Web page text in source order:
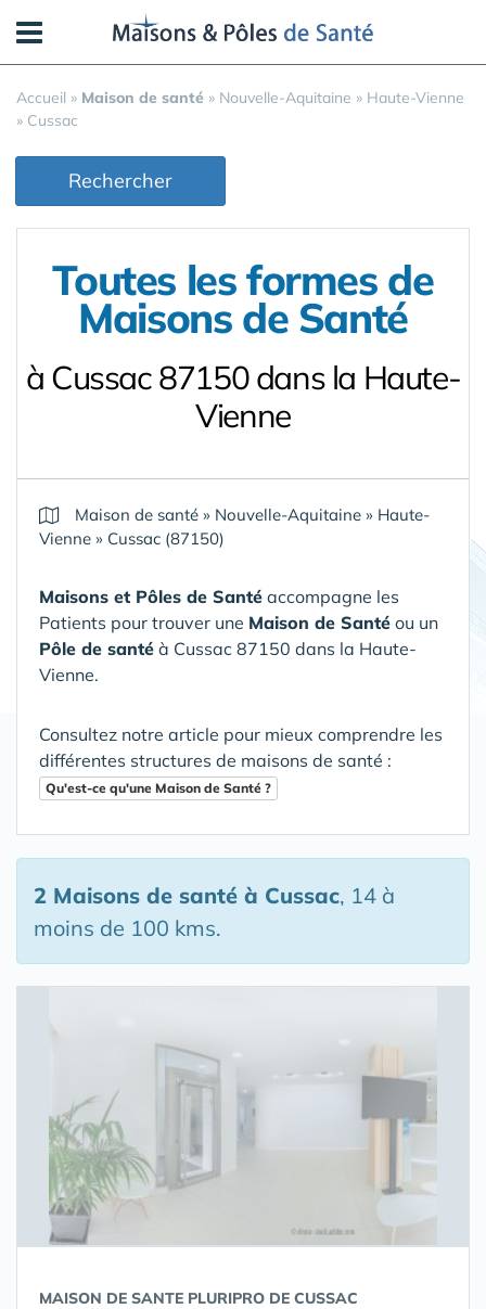
Accueil » Maison de santé » Nouvelle-Aquitaine » Haute-Vienne
» Cussac
Rechercher
Toutes les formes de
Maisons de Santé
à Cussac 87150 dans la Haute-
Vienne
Maison de santé » Nouvelle-Aquitaine » Haute-
Vienne » Cussac (87150)
Maisons et Pôles de Santé accompagne les
Patients pour trouver une Maison de Santé ou un
Pôle de santé à Cussac 87150 dans la Haute-
Vienne.
Consultez notre article pour mieux comprendre les
différentes structures de maisons de santé :
Qu'est-ce qu'une Maison de Santé ?
2 Maisons de santé à Cussac, 14 à
moins de 100 kms.
MAISON DE SANTE PLURIPRO DE CUSSAC
Panneau de gestion des cookies